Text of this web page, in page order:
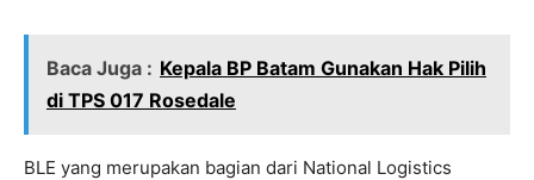
Baca Juga : Kepala BP Batam Gunakan Hak Pilih
di TPS 017 Rosedale
BLE yang merupakan bagian dari National Logistics